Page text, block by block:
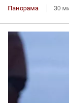
Панорама 30